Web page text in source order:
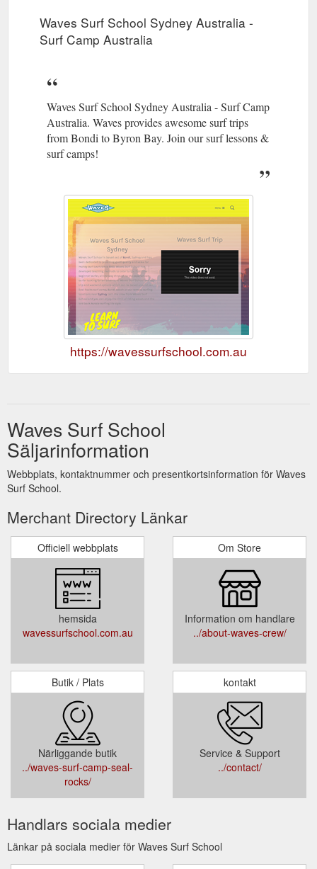
Waves Surf School Sydney Australia -
Surf Camp Australia
Waves Surf School Sydney Australia - Surf Camp
Australia. Waves provides awesome surf trips
from Bondi to Byron Bay. Join our surf lessons &
surf camps!
https://wavessurfschool.com.au
Waves Surf School
Säljarinformation
Webbplats, kontaktnummer och presentkortsinformation för Waves
Surf School.
Merchant Directory Länkar
Officiell webbplats
hemsida
wavessurfschool.com.au
Om Store
Information om handlare
../about-waves-crew/
Butik / Plats
Närliggande butik
../waves-surf-camp-seal-
rocks/
kontakt
Service & Support
../contact/
Handlars sociala medier
Länkar på sociala medier för Waves Surf School